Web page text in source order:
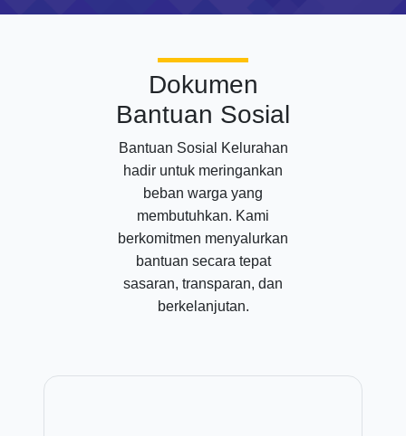
Dokumen
Bantuan Sosial
Bantuan Sosial Kelurahan
hadir untuk meringankan
beban warga yang
membutuhkan. Kami
berkomitmen menyalurkan
bantuan secara tepat
sasaran, transparan, dan
berkelanjutan.